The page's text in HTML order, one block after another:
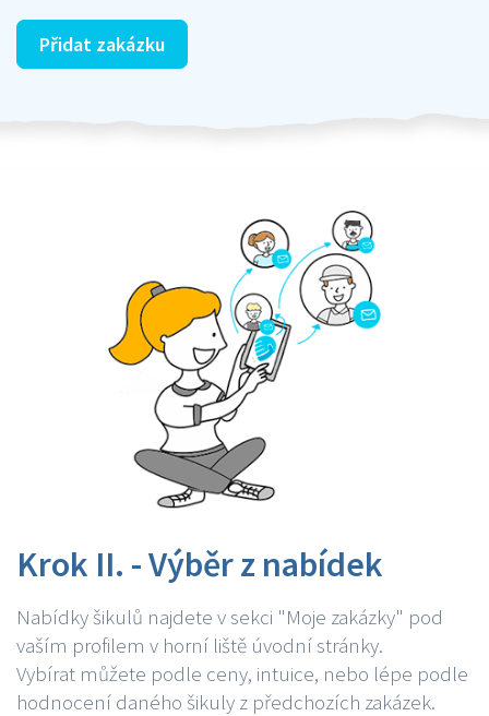
Přidat zakázku
Krok II. - Výběr z nabídek
Nabídky šikulů najdete v sekci "Moje zakázky" pod
vaším profilem v horní liště úvodní stránky.
Vybírat můžete podle ceny, intuice, nebo lépe podle
hodnocení daného šikuly z předchozích zakázek.